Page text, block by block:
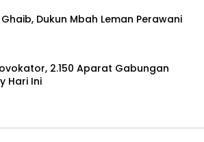
Dukun Mbah Leman Perawani
2.150 Aparat Gabungan
Hari Ini